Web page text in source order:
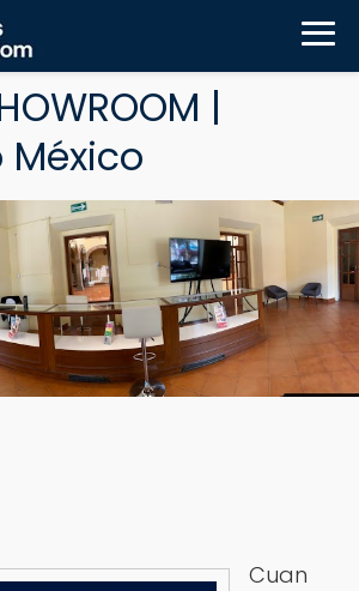
|
Cuan